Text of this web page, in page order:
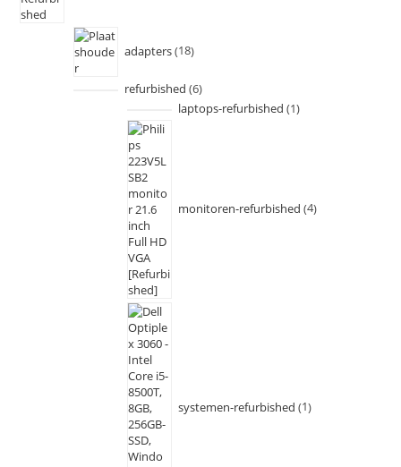
adapters 18
refurbished 6
laptops-refurbished 1
monitoren-refurbished 4
systemen-refurbished 1